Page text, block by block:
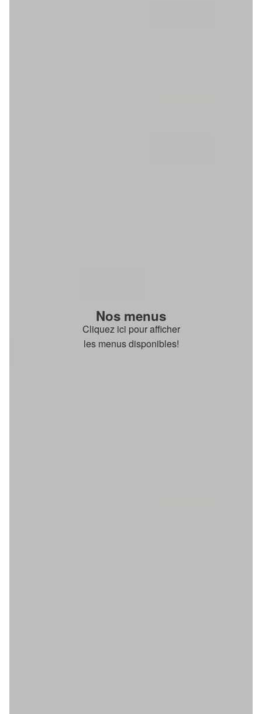
Nos menus
Cliquez ici pour afficher
les menus disponibles!